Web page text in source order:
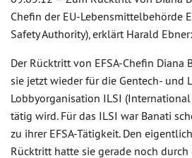
Chefin der EU-Lebensmittelbehörde
Safety Authority), erklärt Harald Ebner:
Der Rücktritt von EFSA-Chefin Diana
sie jetzt wieder für die Gentech- und
Lobbyorganisation ILSI
tätig wird. Für das ILSI war Banati
zu ihrer EFSA-Tätigkeit. Den
Rücktritt hatte sie gerade noch